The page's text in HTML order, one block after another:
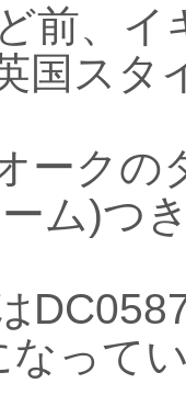
前、
国スタ
ークの
ム)つ
なって